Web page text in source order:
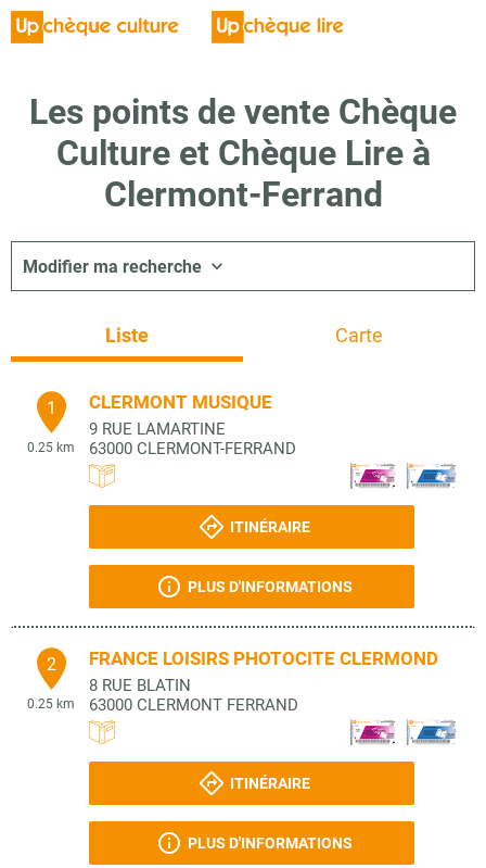
Les points de vente Chèque
Culture et Chèque Lire à
Clermont-Ferrand
Modifier ma recherche
Liste Carte
1
0.25 km
CLERMONT MUSIQUE
9 RUE LAMARTINE
63000 CLERMONT-FERRAND
ITINÉRAIRE
PLUS D'INFORMATIONS
2
0.25 km
FRANCE LOISIRS PHOTOCITE CLERMOND
8 RUE BLATIN
63000 CLERMONT FERRAND
ITINÉRAIRE
PLUS D'INFORMATIONS